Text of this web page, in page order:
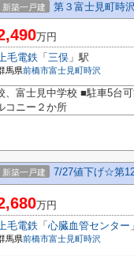
新築一戸建 第３富士見町時
万円
毛電鉄 「 三俣 」駅
馬県前橋市富士見町時沢
、富士見中学校 ■駐車5台
コニー２か所
新築一戸建 7/27値下げ☆第
万円
毛電鉄 「 心臓血管センター
馬県前橋市富士見町時沢